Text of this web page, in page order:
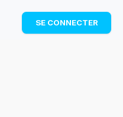
: révise les maths cet
et progresse avec des
SE CONNECTER